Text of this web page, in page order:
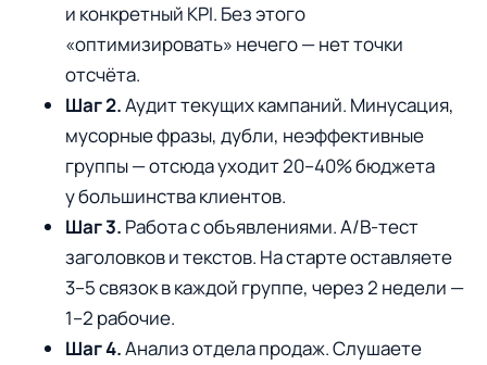
и конкретный KPI. Без этого
«оптимизировать» нечего — нет точки
отсчёта.
Шаг 2.Аудит текущих кампаний. Минусация,
мусорные фразы, дубли, неэффективные
группы — отсюда уходит 20–40% бюджета
у большинства клиентов.
Шаг 3. Работа с объявлениями. A/B-тест
заголовков и текстов. На старте оставляете
3–5 связок в каждой группе, через 2 недели —
1–2 рабочие.
Шаг 4.Анализ отдела продаж. Слушаете